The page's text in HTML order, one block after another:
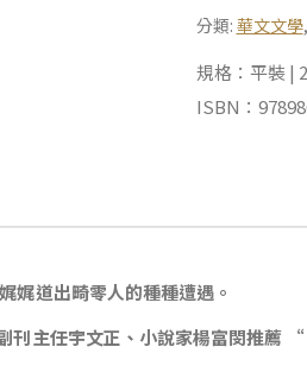
分類: 華文文學,
規格：平裝 |
ISBN：
娓道出畸零人的種種遭遇。
刊主任宇文正、小說家楊富閔推薦 “